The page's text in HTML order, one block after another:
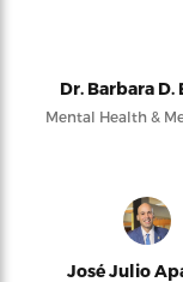
Dr. Barbara D.
Mental Health &
José Julio